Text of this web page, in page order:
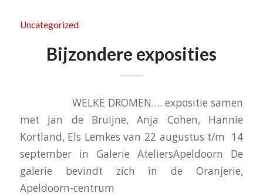
Uncategorized
Bijzondere exposities
WELKE DROMEN…. expositie samen
met Jan de Bruijne, Anja Cohen, Hannie
Kortland, Els Lemkes van 22 augustus t/m 14
september in Galerie AteliersApeldoorn De
galerie bevindt zich in de Oranjerie,
Apeldoorn-centrum